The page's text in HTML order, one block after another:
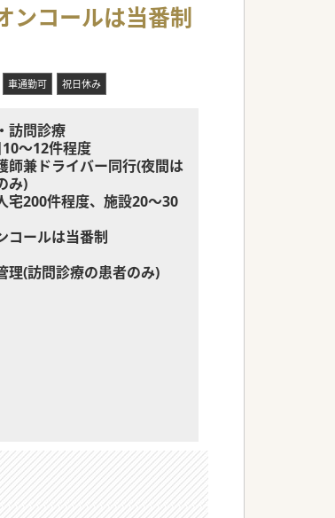
職場です。
あります。
業務が可能です。
担に配慮されています。
ができます。
当していただきます。
業務です。
務内容です。
る仕事です。
ンコールは当番制
車通勤可 祝日休み
訪問診療
10～12件程度
師兼ドライバー同行(夜間は
み)
宅200件程度、施設20～30
コールは当番制
理(訪問診療の患者のみ)